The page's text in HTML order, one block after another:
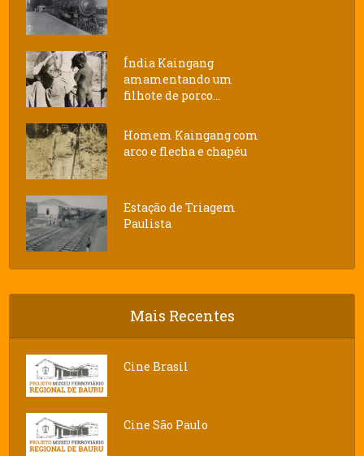
Índia Kaingang
amamentando um
filhote de porco...
Homem Kaingang com
arco e flecha e chapéu
Estação de Triagem
Paulista
Mais Recentes
Cine Brasil
Cine São Paulo